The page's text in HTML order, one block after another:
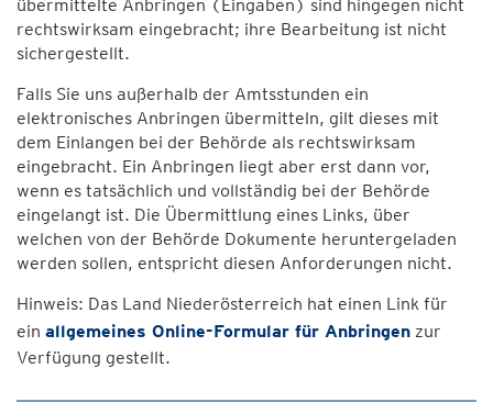
übermittelte Anbringen (Eingaben) sind hingegen nicht
rechtswirksam eingebracht; ihre Bearbeitung ist nicht
sichergestellt.
Falls Sie uns außerhalb der Amtsstunden ein
elektronisches Anbringen übermitteln, gilt dieses mit
dem Einlangen bei der Behörde als rechtswirksam
eingebracht. Ein Anbringen liegt aber erst dann vor,
wenn es tatsächlich und vollständig bei der Behörde
eingelangt ist. Die Übermittlung eines Links, über
welchen von der Behörde Dokumente heruntergeladen
werden sollen, entspricht diesen Anforderungen nicht.
Hinweis: Das Land Niederösterreich hat einen Link für
ein allgemeines Online-Formular für Anbringen zur
Verfügung gestellt.